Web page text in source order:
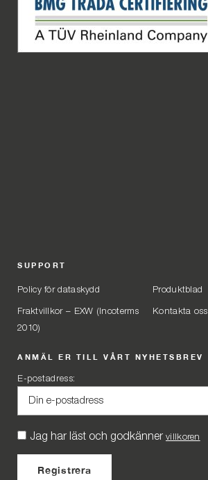
SUPPORT
Policy för dataskydd Produktblad
Fraktvillkor – EXW (Incoterms
2010)
Kontakta oss
ANMÄL ER TILL VÅRT NYHETSBREV
E-postadress:
Jag har läst och godkänner villkoren